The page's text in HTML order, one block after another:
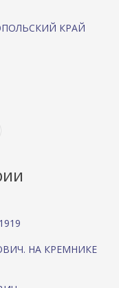
КРАЙ
НА КРЕМНИКЕ